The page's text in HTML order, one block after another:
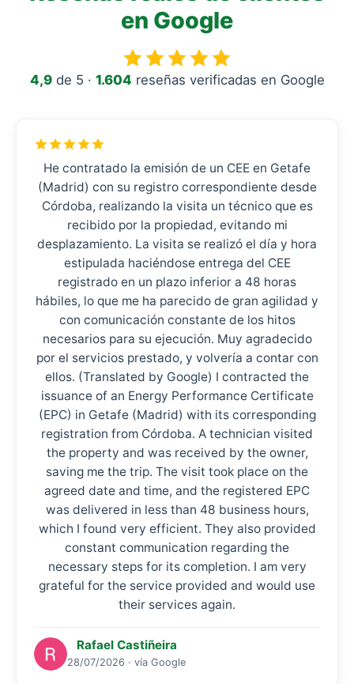
en Google
4,9de 5 · 1.604 reseñas verificadas en Google
He contratado la emisión de un CEE en Getafe
(Madrid) con su registro correspondiente desde
Córdoba, realizando la visita un técnico que es
recibido por la propiedad, evitando mi
desplazamiento. La visita se realizó el día y hora
estipulada haciéndose entrega del CEE
registrado en un plazo inferior a 48 horas
hábiles, lo que me ha parecido de gran agilidad y
con comunicación constante de los hitos
necesarios para su ejecución. Muy agradecido
por el servicios prestado, y volvería a contar con
ellos. (Translated by Google) I contracted the
issuance of an Energy Performance Certificate
(EPC) in Getafe (Madrid) with its corresponding
registration from Córdoba. A technician visited
the property and was received by the owner,
saving me the trip. The visit took place on the
agreed date and time, and the registered EPC
was delivered in less than 48 business hours,
which I found very efficient. They also provided
constant communication regarding the
necessary steps for its completion. I am very
grateful for the service provided and would use
their services again.
Rafael Castiñeira
28/07/2026 · vía Google